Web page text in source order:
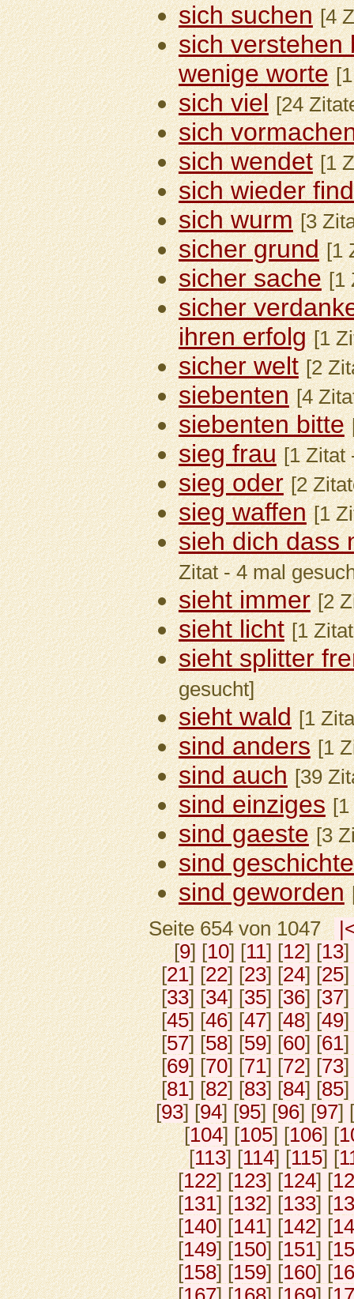
sich suchen [4
sich verstehen
wenige worte
sich viel [24
sich
sich wendet [1
sich wieder
sich wurm [3
sicher grund [1
sicher sache [1
sicher
ihren erfolg [1
sicher welt [2
siebenten [4
siebenten bitte
sieg frau [1 Zitat
sieg oder [2
sieg waffen [1
sieh dich dass
Zitat - 4 mal
sieht immer [2
sieht licht [1
sieht splitter
gesucht]
sieht wald [1
sind anders [1
sind auch [39
sind einziges [1
sind gaeste [3
sind
sind geworden
Seite 654 von 1047
[9] [10] [11] [12] [13]
[21] [22] [23] [24] [25]
[33] [34] [35] [36] [37]
[45] [46] [47] [48] [49]
[57] [58] [59] [60] [61]
[69] [70] [71] [72] [73]
[81] [82] [83] [84] [85]
[93] [94] [95] [96] [97] [
[104] [105] [106] [
[113] [114] [115] [
[122] [123] [124] [
[131] [132] [133] [
[140] [141] [142] [
[149] [150] [151] [
[158] [159] [160] [